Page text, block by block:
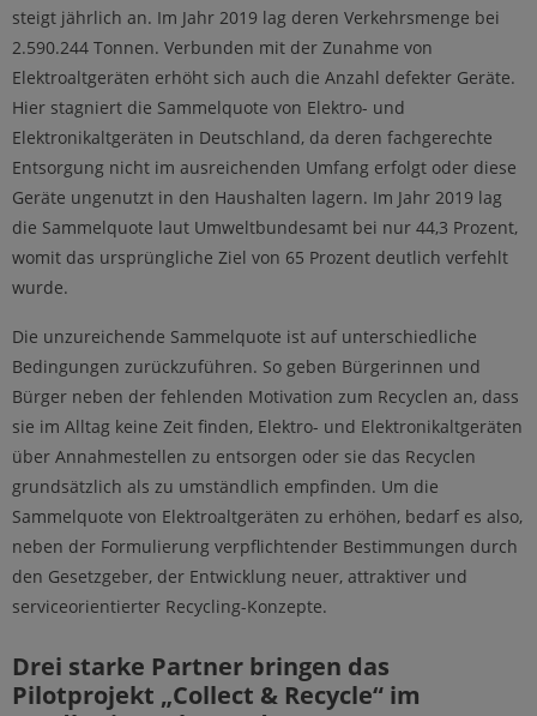
steigt jährlich an. Im Jahr 2019 lag deren Verkehrsmenge bei
2.590.244 Tonnen. Verbunden mit der Zunahme von
Elektroaltgeräten erhöht sich auch die Anzahl defekter Geräte.
Hier stagniert die Sammelquote von Elektro- und
Elektronikaltgeräten in Deutschland, da deren fachgerechte
Entsorgung nicht im ausreichenden Umfang erfolgt oder diese
Geräte ungenutzt in den Haushalten lagern. Im Jahr 2019 lag
die Sammelquote laut Umweltbundesamt bei nur 44,3 Prozent,
womit das ursprüngliche Ziel von 65 Prozent deutlich verfehlt
wurde.
Die unzureichende Sammelquote ist auf unterschiedliche
Bedingungen zurückzuführen. So geben Bürgerinnen und
Bürger neben der fehlenden Motivation zum Recyclen an, dass
sie im Alltag keine Zeit finden, Elektro- und Elektronikaltgeräten
über Annahmestellen zu entsorgen oder sie das Recyclen
grundsätzlich als zu umständlich empfinden. Um die
Sammelquote von Elektroaltgeräten zu erhöhen, bedarf es also,
neben der Formulierung verpflichtender Bestimmungen durch
den Gesetzgeber, der Entwicklung neuer, attraktiver und
serviceorientierter Recycling-Konzepte.
Drei starke Partner bringen das
Pilotprojekt „Collect & Recycle“ im